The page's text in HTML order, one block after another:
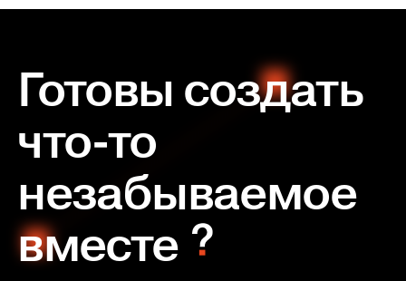
Готовы создать
что-то
незабываемое
вместе